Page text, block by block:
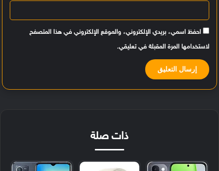
احفظ اسمي، بريدي الإلكتروني، والموقع الإلكتروني في هذا المتصفح
لاستخدامها المرة المقبلة في تعليقي.
ذات صلة